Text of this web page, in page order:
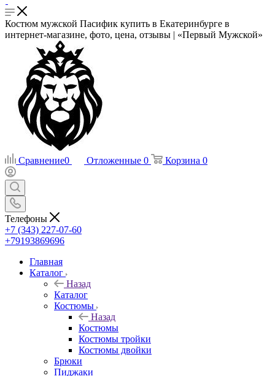
Костюм мужской Пасифик купить в Екатеринбурге в
интернет-магазине, фото, цена, отзывы | «Первый Мужской»
Сравнение0 Отложенные 0 Корзина 0
Телефоны
+7 (343) 227-07-60
+79193869696
Главная
Каталог
Назад
Каталог
Костюмы
Назад
Костюмы
Костюмы тройки
Костюмы двойки
Брюки
Пиджаки